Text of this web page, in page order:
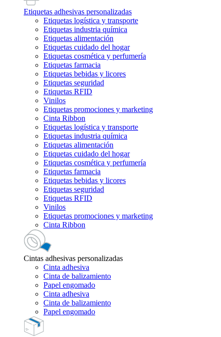
Etiquetas adhesivas personalizadas
Etiquetas logística y transporte
Etiquetas industria química
Etiquetas alimentación
Etiquetas cuidado del hogar
Etiquetas cosmética y perfumería
Etiquetas farmacia
Etiquetas bebidas y licores
Etiquetas seguridad
Etiquetas RFID
Vinilos
Etiquetas promociones y marketing
Cinta Ribbon
Etiquetas logística y transporte
Etiquetas industria química
Etiquetas alimentación
Etiquetas cuidado del hogar
Etiquetas cosmética y perfumería
Etiquetas farmacia
Etiquetas bebidas y licores
Etiquetas seguridad
Etiquetas RFID
Vinilos
Etiquetas promociones y marketing
Cinta Ribbon
Cintas adhesivas personalizadas
Cinta adhesiva
Cinta de balizamiento
Papel engomado
Cinta adhesiva
Cinta de balizamiento
Papel engomado